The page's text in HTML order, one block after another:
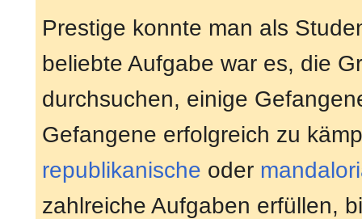
Prestige konnte man als
beliebte Aufgabe war es, die
durchsuchen, einige
Gefangene erfolgreich zu
republikanische oder
zahlreiche Aufgaben erfüllen,